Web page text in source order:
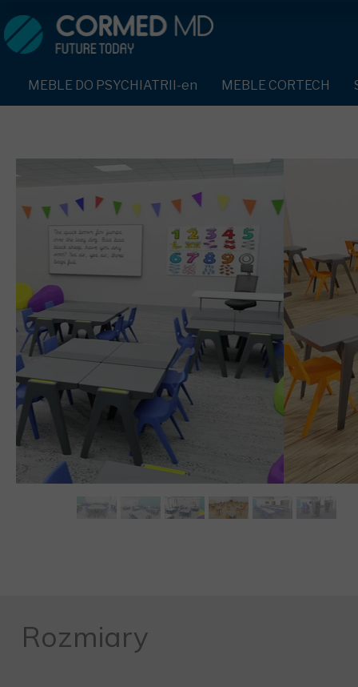
MEBLE DO PSYCHIATRII-en
DOSTAWKA SZPITALNA-en
KRZESŁA POLIPROPYLENOWE-en
STOŁY-en
SZAFY UBRANIOWE
SZAFKI PRZYŁÓŻKOWE-en
MEBLE PIANKOWE FEEK
MEBLE BEHAWIORALNE-en
MEBLE WIĘZIENNE-en
OBUDOWA OCHRONNA TV
OSŁONA GRZEJNIKA
MEBLE CORTECH
MEBLE DO PSYCHIATRII-en
DOSTAWKA SZPITALNA-en
KRZESŁA POLIPROPYLENOWE-en
STOŁY-en
SZAFY UBRANIOWE Z LAMINATU-en
SZAFKI PRZYŁÓŻKOWE-en
MEBLE BEHAWIORALNE-en
MEBLE WIĘZIENNE-en
SPRZĘT DO PSYCHIATRII
KASK OCHRONNY-en
MASKA PRZECIW
BODYFIX OCHRONNA
KAMIZELKA
FOTEL
ARMATURA
Rozmiary